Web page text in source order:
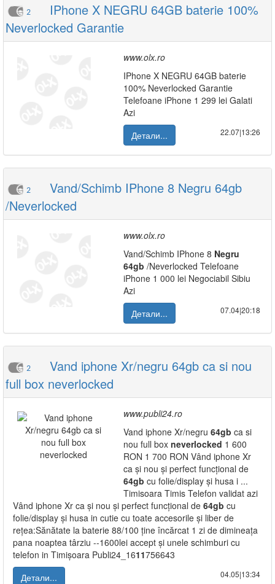
2
IPhone X NEGRU 64GB baterie 100%
Neverlocked Garantie
www.olx.ro
IPhone X NEGRU 64GB baterie
100% Neverlocked Garantie
Telefoane iPhone 1 299 lei Galati
Azi
Детали...
22.07|13:26
2
Vand/Schimb IPhone 8 Negru 64gb
/Neverlocked
www.olx.ro
Vand/Schimb IPhone 8 Negru
64gb /Neverlocked Telefoane
iPhone 1 000 lei Negociabil Sibiu
Azi
Детали...
07.04|20:18
2
Vand iphone Xr/negru 64gb ca si nou
full box neverlocked
www.publi24.ro
Vand iphone Xr/negru 64gb ca si
nou full box neverlocked 1 600
RON 1 700 RON Vând iphone Xr
ca și nou și perfect funcțional de
64gb cu folie/display și husa i ...
Timisoara Timis Telefon validat azi
Vând iphone Xr ca și nou și perfect funcțional de 64gb cu
folie/display și husa in cutie cu toate accesorile și liber de
rețea:Sănătate la baterie 88/100 ține încărcat 1 zi de dimineața
pana noaptea târziu --1600lei accept și unele schimburi cu
telefon in Timișoara Publi24_1611756643
Детали...
04.05|13:34